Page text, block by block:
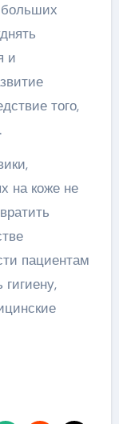
больших
и
того,
на коже не
пациентам